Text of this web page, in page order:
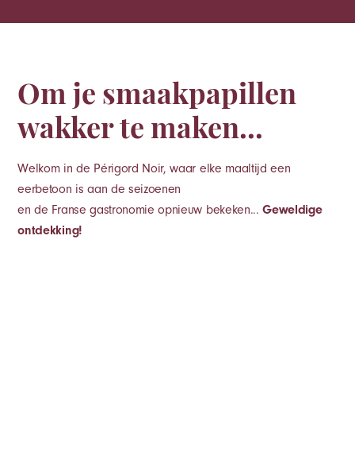
Om je smaakpapillen
wakker te maken...
Welkom in de Périgord Noir, waar elke maaltijd een
eerbetoon is aan de seizoenen
en de Franse gastronomie opnieuw bekeken... Geweldige
ontdekking!